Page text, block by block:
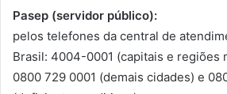
Pasep (servidor público):
pelos telefones da central de
Brasil: 4004-0001 (capitais e regiões
0800 729 0001 (demais cidades) e